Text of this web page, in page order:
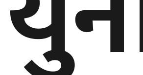
ग्लोबल
गल्फ